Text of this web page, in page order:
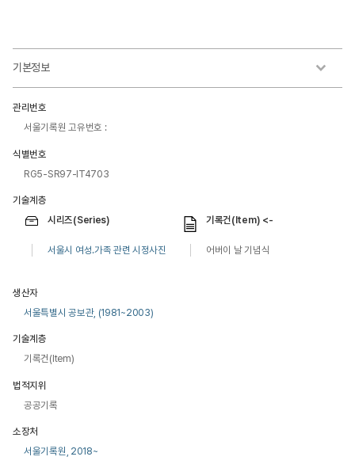
기본정보
관리번호
서울기록원 고유번호 :
식별번호
RG5-SR97-IT4703
기술계층
시리즈(Series)
서울시 여성.가족 관련 시정사진
기록건(Item) <-
어버이 날 기념식
생산자
서울특별시 공보관, (1981~2003)
기술계층
기록건(Item)
법적지위
공공기록
소장처
서울기록원, 2018~